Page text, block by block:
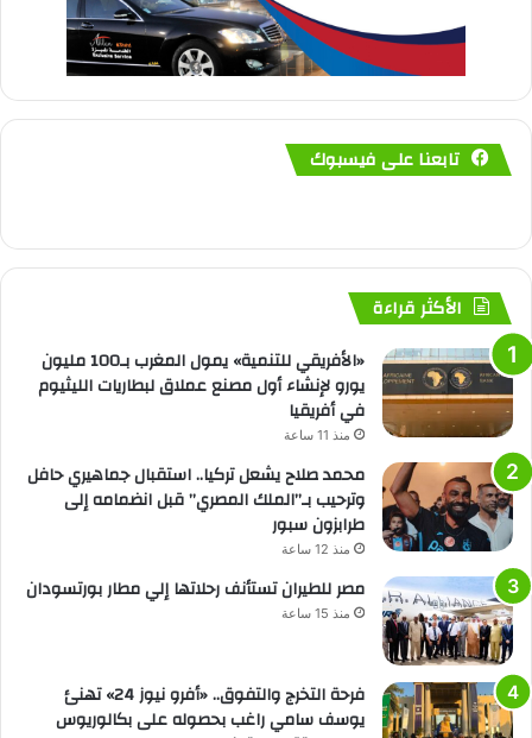
تابعنا على فيسبوك
الأكثر قراءة
«الأفريقي للتنمية» يمول المغرب بـ100 مليون
يورو لإنشاء أول مصنع عملاق لبطاريات الليثيوم
في أفريقيا
منذ 11 ساعة
محمد صلاح يشعل تركيا.. استقبال جماهيري حافل
وترحيب بـ”الملك المصري” قبل انضمامه إلى
طرابزون سبور
منذ 12 ساعة
مصر للطيران تستأنف رحلاتها إلي مطار بورتسودان
منذ 15 ساعة
فرحة التخرج والتفوق.. «أفرو نيوز 24» تهنئ
يوسف سامي راغب بحصوله على بكالوريوس